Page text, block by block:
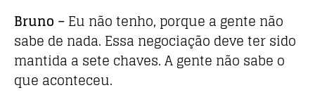
Bruno –Eu não tenho, porque a gente não
sabe de nada. Essa negociação deve ter sido
mantida a sete chaves. A gente não sabe o
que aconteceu.